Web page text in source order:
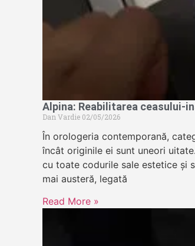
Alpina: Reabilitarea ceasului-
Dan Vardie 02/05/2026
În orologeria contemporană,
încât originile ei sunt uneori
cu toate codurile sale estetice și
mai austeră, legată
Read More »